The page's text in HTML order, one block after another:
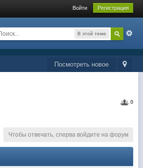
Войти Регистрация
В этой теме
Посмотреть новое
0
Чтобы отвечать, сперва войдите на форум